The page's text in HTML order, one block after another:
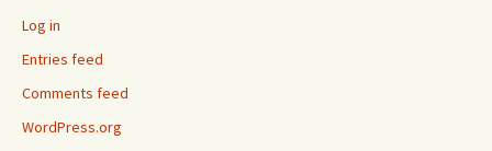
Log in
Entries feed
Comments feed
WordPress.org